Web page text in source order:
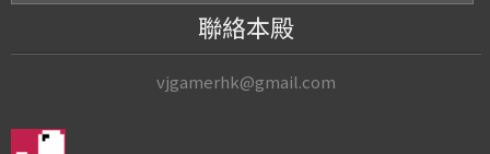
聯絡本殿
vjgamerhk@gmail.com